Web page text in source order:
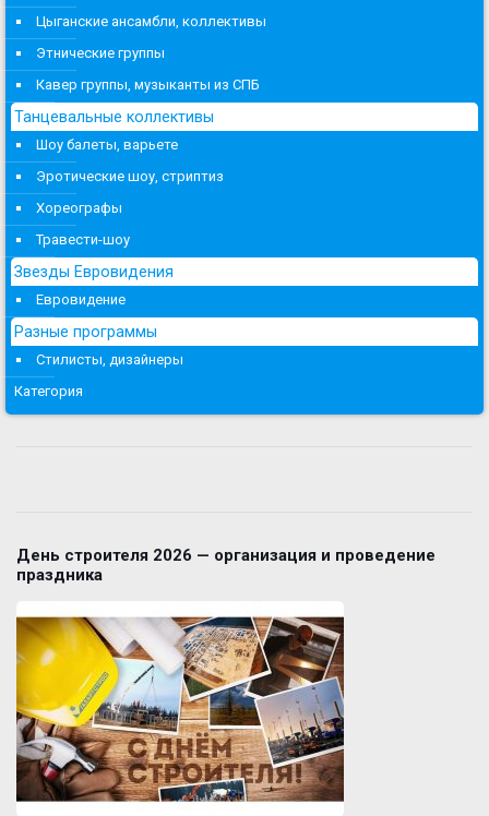
Цыганские ансамбли, коллективы
Этнические группы
Кавер группы, музыканты из СПБ
Танцевальные коллективы
Шоу балеты, варьете
Эротические шоу, стриптиз
Хореографы
Травести-шоу
Звезды Евровидения
Евровидение
Разные программы
Стилисты, дизайнеры
Категория
День строителя 2026 — организация и проведение
праздника